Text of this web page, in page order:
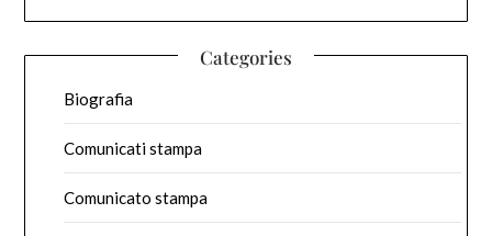
Categories
Biografia
Comunicati stampa
Comunicato stampa